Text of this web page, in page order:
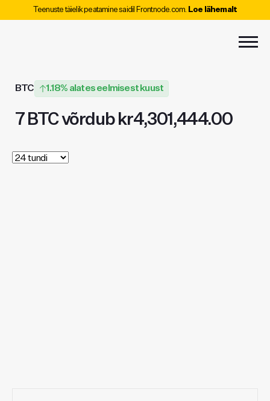
Teenuste täielik peatamine saidil Frontnode.com. Loe lähemalt
BTC 1.18% alates eelmisest kuust
7 BTC võrdub kr4,301,444.00